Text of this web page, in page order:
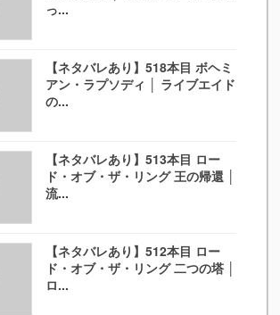
っ...
【ネタバレあり】518本目 ボヘミ
アン・ラプソディ │ ライブエイド
の...
【ネタバレあり】513本目 ロー
ド・オブ・ザ・リング 王の帰還 │
流...
【ネタバレあり】512本目 ロー
ド・オブ・ザ・リング 二つの塔 │
ロ...